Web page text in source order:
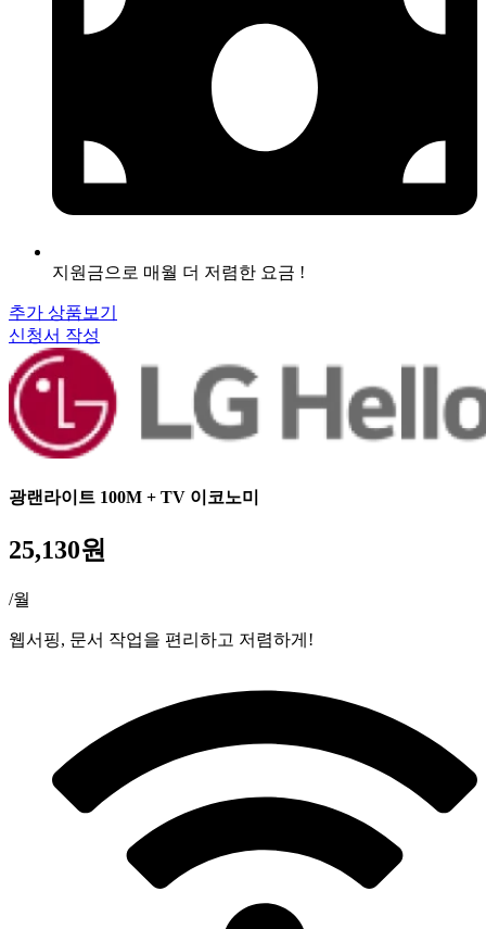
지원금으로 매월 더 저렴한 요금 !
추가 상품보기
신청서 작성
광랜라이트 100M + TV 이코노미
25,130원
/월
웹서핑, 문서 작업을 편리하고 저렴하게!